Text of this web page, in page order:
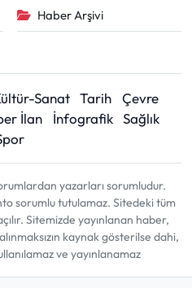
Haber Arşivi
Sanat Tarih
Çevre
İlan İnfografik Sağlık
yazarları sorumludur.
sorumlu tutulamaz. Sitedeki tüm
Sitemizde yayınlanan haber,
kaynak gösterilse dahi,
ve yayınlanamaz